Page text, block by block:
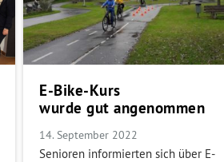
E-Bike-Kurs
wurde gut angenommen
14. September 2022
Senioren informierten sich über E-